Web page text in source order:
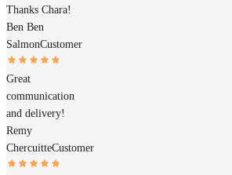
Thanks Chara!
Ben Ben
SalmonCustomer
Great
communication
and delivery!
Remy
ChercuitteCustomer